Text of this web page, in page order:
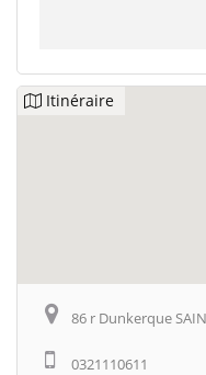
Itinéraire
86 r Dunkerque
0321110611